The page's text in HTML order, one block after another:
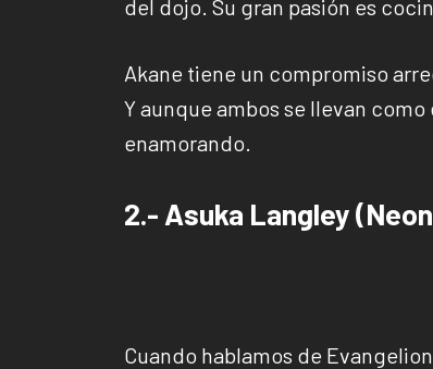
del dojo. Su gran pasión es
Akane tiene un compromiso
Y aunque ambos se llevan
enamorando.
2.- Asuka Langley
Cuando hablamos de